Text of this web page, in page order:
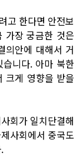
고 한다면 안전보
가장 궁금한 것은
의안에 대해서 거
니다. 아마 북한
크게 영향을 받을
회가 일치단결해
사회에서 중국도